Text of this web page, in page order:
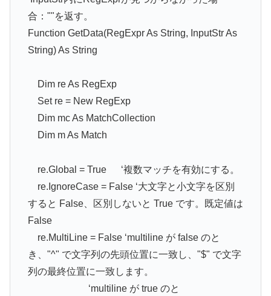
合：""を返す。
Function GetData(RegExpr As String, InputStr As
String) As String
Dim re As RegExp
Set re = New RegExp
Dim mc As MatchCollection
Dim m As Match
re.Global = True ‘複数マッチを有効にする。
re.IgnoreCase = False ‘大文字と小文字を区別
すると False、区別しないと True です。既定値は
False
re.MultiLine = False ‘multiline が false のと
き、"^" で文字列の先頭位置に一致し、"$" で文字
列の最終位置に一致します。
‘multiline が true のと